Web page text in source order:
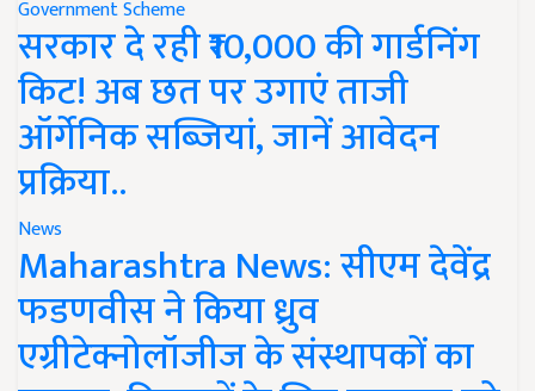
Government Scheme
सरकार दे रही ₹10,000 की गार्डनिंग
किट! अब छत पर उगाएं ताजी
ऑर्गेनिक सब्जियां, जानें आवेदन
प्रक्रिया..
News
Maharashtra News: सीएम देवेंद्र
फडणवीस ने किया ध्रुव
एग्रीटेक्नोलॉजीज के संस्थापकों का